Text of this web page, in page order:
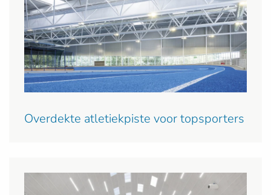
Overdekte atletiekpiste voor topsporters